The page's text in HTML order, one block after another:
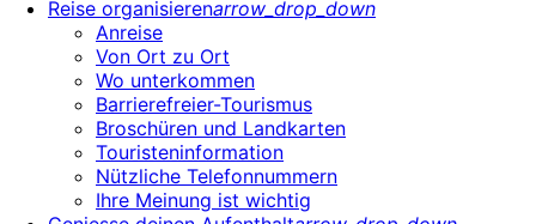
Reise organisierenarrow_drop_down
Anreise
Von Ort zu Ort
Wo unterkommen
Barrierefreier-Tourismus
Broschüren und Landkarten
Touristeninformation
Nützliche Telefonnummern
Ihre Meinung ist wichtig